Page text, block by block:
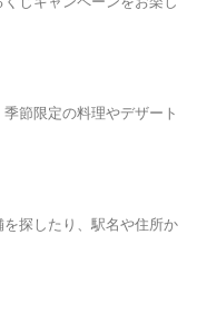
節限定の料理やデザート
探したり、駅名や住所か